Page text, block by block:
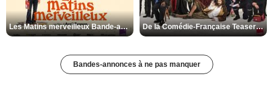
Les Matins merveilleux Bande-annonce VF De la Comédie-Française Teaser VF
Bandes-annonces à ne pas manquer